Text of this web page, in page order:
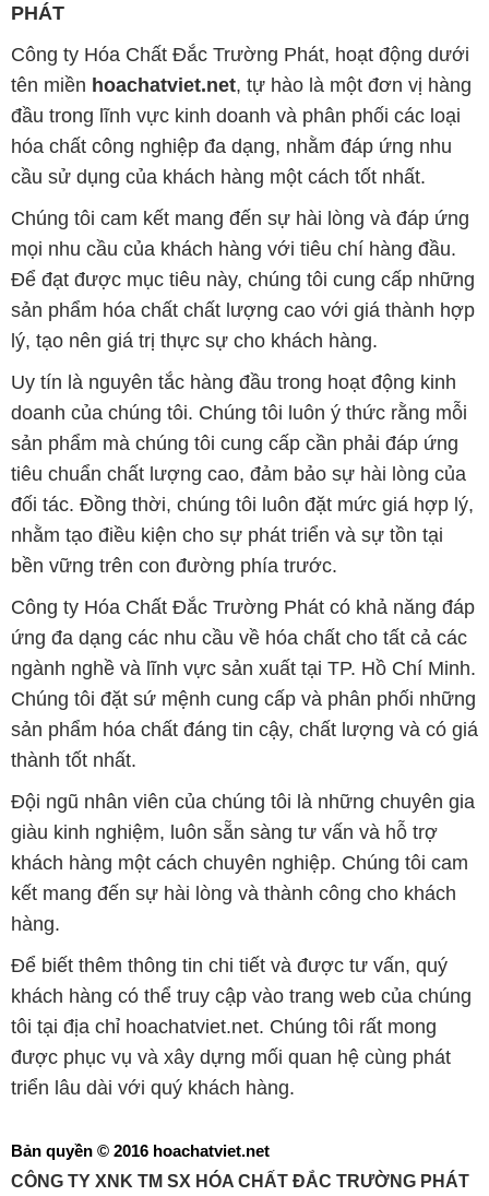
hóa chất công nghiệp đa dạng, nhằm đáp ứng nhu
cầu sử dụng của khách hàng một cách tốt nhất.
Chúng tôi cam kết mang đến sự hài lòng và đáp ứng
mọi nhu cầu của khách hàng với tiêu chí hàng đầu.
Để đạt được mục tiêu này, chúng tôi cung cấp những
sản phẩm hóa chất chất lượng cao với giá thành hợp
lý, tạo nên giá trị thực sự cho khách hàng.
Uy tín là nguyên tắc hàng đầu trong hoạt động kinh
doanh của chúng tôi. Chúng tôi luôn ý thức rằng mỗi
sản phẩm mà chúng tôi cung cấp cần phải đáp ứng
tiêu chuẩn chất lượng cao, đảm bảo sự hài lòng của
đối tác. Đồng thời, chúng tôi luôn đặt mức giá hợp lý,
nhằm tạo điều kiện cho sự phát triển và sự tồn tại
bền vững trên con đường phía trước.
Công ty Hóa Chất Đắc Trường Phát có khả năng đáp
ứng đa dạng các nhu cầu về hóa chất cho tất cả các
ngành nghề và lĩnh vực sản xuất tại TP. Hồ Chí Minh.
Chúng tôi đặt sứ mệnh cung cấp và phân phối những
sản phẩm hóa chất đáng tin cậy, chất lượng và có giá
thành tốt nhất.
Đội ngũ nhân viên của chúng tôi là những chuyên gia
giàu kinh nghiệm, luôn sẵn sàng tư vấn và hỗ trợ
khách hàng một cách chuyên nghiệp. Chúng tôi cam
kết mang đến sự hài lòng và thành công cho khách
hàng.
Để biết thêm thông tin chi tiết và được tư vấn, quý
khách hàng có thể truy cập vào trang web của chúng
tôi tại địa chỉ hoachatviet.net. Chúng tôi rất mong
được phục vụ và xây dựng mối quan hệ cùng phát
triển lâu dài với quý khách hàng.
Bản quyền © 2016 hoachatviet.net
CÔNG TY XNK TM SX HÓA CHẤT ĐẮC TRƯỜNG PHÁT
Giấy chứng nhận Đăng ký Kinh doanh số 0304188681 do Sở Kế